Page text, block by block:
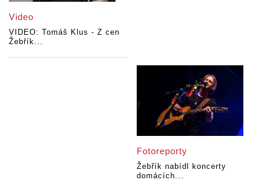
Video
VIDEO: Tomáš Klus - Z cen
Žebřík...
Fotoreporty
Žebřík nabídl koncerty
domácích...